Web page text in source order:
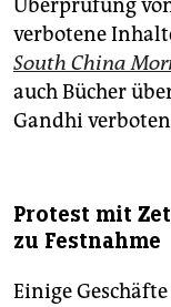
Überprüfung
verbotene
South China
auch Bücher
Gandhi
Protest mit
zu Festnahme
Einige